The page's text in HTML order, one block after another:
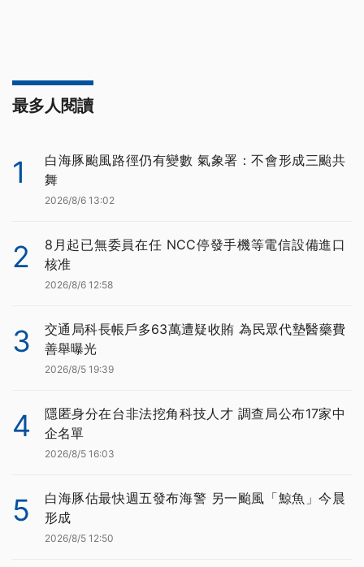
最多人閱讀
1
白海豚颱風路徑仍有變數 氣象署：不會形成三颱共
舞
2026/8/6 13:02
2
8月起已無委員在任 NCC停發手機等電信設備進口
核准
2026/8/6 12:58
3
交通局科長帳戶多63萬遭疑收賄 為民眾代墊醫藥費
善舉曝光
2026/8/5 19:39
4
隱匿身分在台非法挖角科技人才 調查局公布17家中
企名單
2026/8/5 16:03
5
白海豚估最快週五發布海警 另一颱風「鯨魚」今晨
形成
2026/8/5 12:50